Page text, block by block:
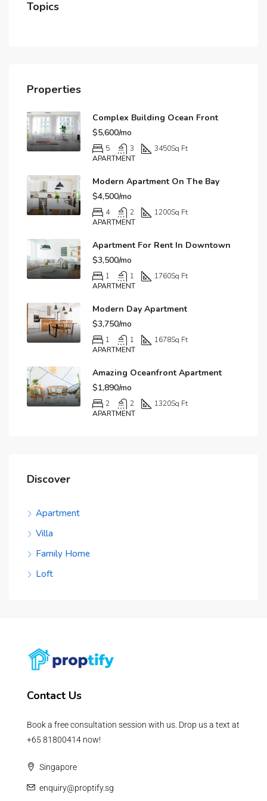
Topics
Properties
Complex Building Ocean Front
$5,600/mo
5 3 3450Sq Ft
APARTMENT
Modern Apartment On The Bay
$4,500/mo
4 2 1200Sq Ft
APARTMENT
Apartment For Rent In Downtown
$3,500/mo
1 1 1760Sq Ft
APARTMENT
Modern Day Apartment
$3,750/mo
1 1 1678Sq Ft
APARTMENT
Amazing Oceanfront Apartment
$1,890/mo
2 2 1320Sq Ft
APARTMENT
Discover
Apartment
Villa
Family Home
Loft
Contact Us
Book a free consultation session with us. Drop us a text at
+65 81800414 now!
Singapore
enquiry@proptify.sg